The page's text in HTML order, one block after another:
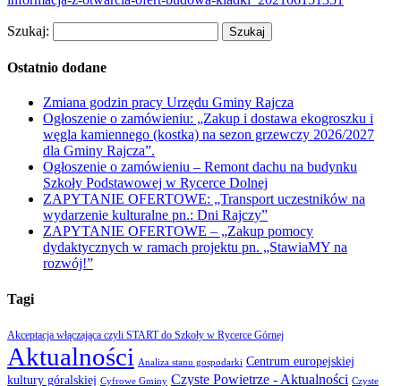
Szukaj:
Ostatnio dodane
Zmiana godzin pracy Urzędu Gminy Rajcza
Ogłoszenie o zamówieniu: „Zakup i dostawa ekogroszku i
węgla kamiennego (kostka) na sezon grzewczy 2026/2027
dla Gminy Rajcza”.
Ogłoszenie o zamówieniu – Remont dachu na budynku
Szkoły Podstawowej w Rycerce Dolnej
ZAPYTANIE OFERTOWE: „Transport uczestników na
wydarzenie kulturalne pn.: Dni Rajczy”
ZAPYTANIE OFERTOWE – „Zakup pomocy
dydaktycznych w ramach projektu pn. „StawiaMY na
rozwój!”
Tagi
Akceptacja włączająca czyli START do Szkoły w Rycerce Górnej
Aktualności Analiza stanu gospodarki Centrum europejskiej
kultury góralskiej Cyfrowe Gminy Czyste Powietrze - Aktualności Czyste